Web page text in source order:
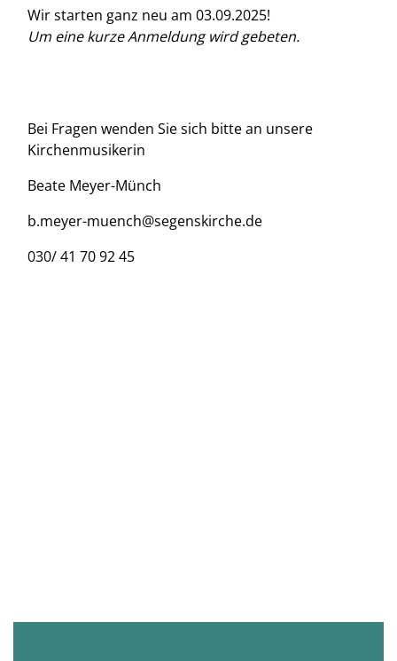
Wir starten ganz neu am 03.09.2025!
Um eine kurze Anmeldung wird gebeten.
Bei Fragen wenden Sie sich bitte an unsere
Kirchenmusikerin
Beate Meyer-Münch
b.meyer-muench@segenskirche.de
030/ 41 70 92 45